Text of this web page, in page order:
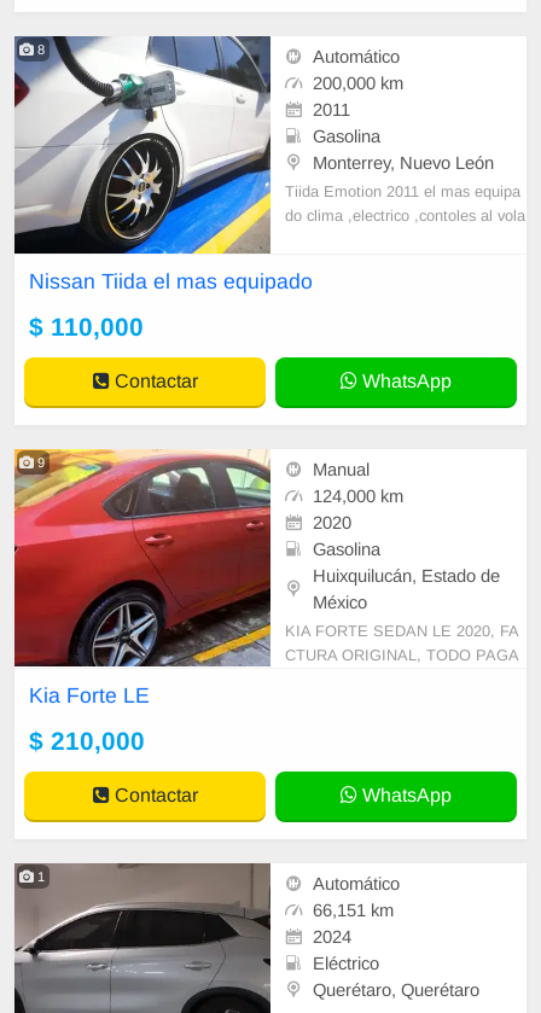
8
Automático
200,000 km
2011
Gasolina
Monterrey, Nuevo León
Tiida Emotion 2011 el mas equipa
do clima ,electrico ,contoles al vola
rua escape ,leds en todas sus luce
Nissan Tiida el mas equipado
$ 110,000
Contactar WhatsApp
9
Manual
124,000 km
2020
Gasolina
Huixquilucán, Estado de
México
KIA FORTE SEDAN LE 2020, FA
CTURA ORIGINAL, TODO PAGA
Kia Forte LE
$ 210,000
Contactar WhatsApp
1
Automático
66,151 km
2024
Eléctrico
Querétaro, Querétaro